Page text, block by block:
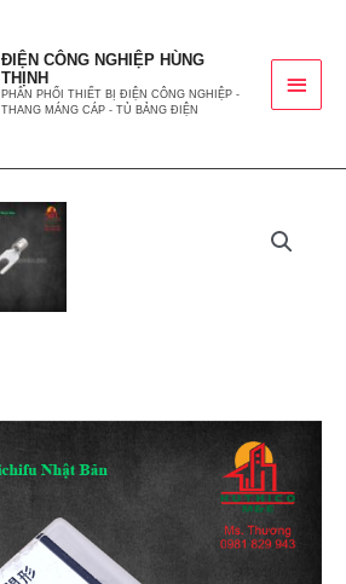
ĐIỆN CÔNG NGHIỆP HÙNG
THỊNH
PHÂN PHỐI THIẾT BỊ ĐIỆN CÔNG NGHIỆP -
THANG MÁNG CÁP - TỦ BẢNG ĐIỆN